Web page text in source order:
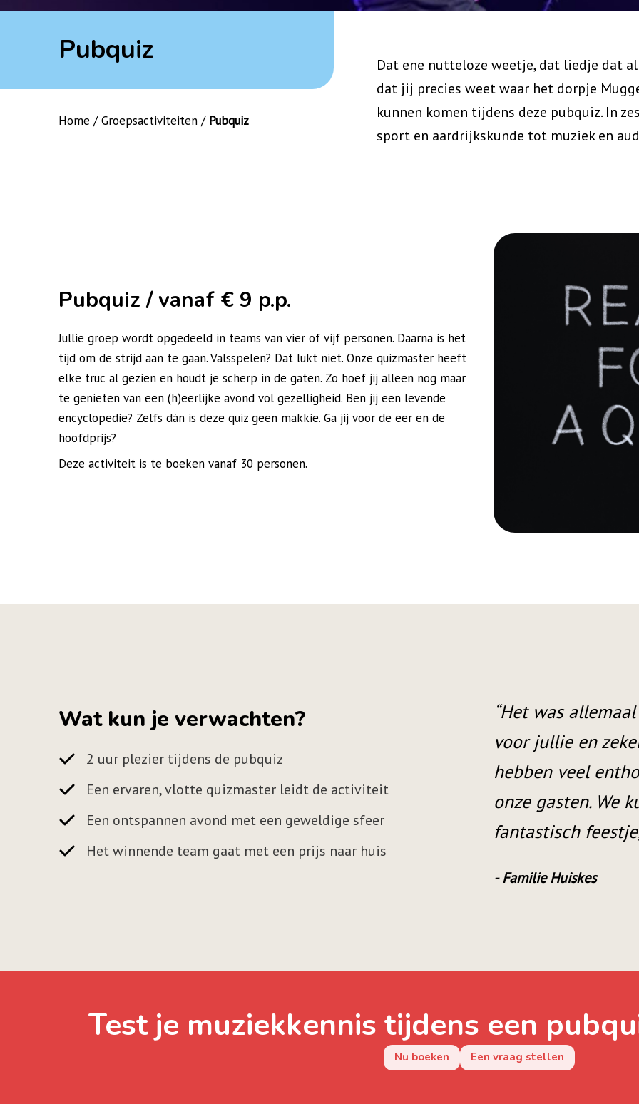
Pubquiz
Home /Groepsactiviteiten / Pubquiz
Dat ene nutteloze weetje, dat liedje dat
dat jij precies weet waar het dorpje
kunnen komen tijdens deze pubquiz. In
sport en aardrijkskunde tot muziek en
Pubquiz / vanaf € 9 p.p.
Jullie groep wordt opgedeeld in teams van vier of vijf personen. Daarna is het
tijd om de strijd aan te gaan. Valsspelen? Dat lukt niet. Onze quizmaster heeft
elke truc al gezien en houdt je scherp in de gaten. Zo hoef jij alleen nog maar
te genieten van een (h)eerlijke avond vol gezelligheid. Ben jij een levende
encyclopedie? Zelfs dán is deze quiz geen makkie. Ga jij voor de eer en de
hoofdprijs?
Deze activiteit is te boeken vanaf 30 personen.
Wat kun je verwachten?
2 uur plezier tijdens de pubquiz
Een ervaren, vlotte quizmaster leidt de activiteit
Een ontspannen avond met een geweldige sfeer
Het winnende team gaat met een prijs naar huis
met
feest!”
“Het was allemaal top voor elkaar, complimenten
hebben veel enthousiaste reacties gekregen van
onze gasten. We kunnen terug kijken op een
fantastisch feestje, onvergetelijk.”
“Het eten en
een ruime keuze.
geregeld, van de
Dankzij
groot succes!”
Matthijs Zuithof –
Test je muziekkennis tijdens een
Nu boeken Een vraag stellen